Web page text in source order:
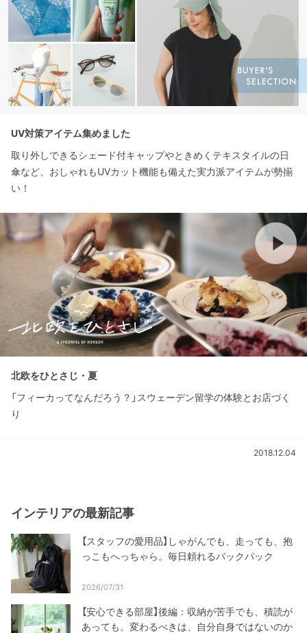
UV対策アイテム集めました
取り外しできるシェード付キャップやときめくテキスタイルの日
傘など、おしゃれもUVカット機能も備えた実力派アイテムが勢揃
い！
北欧をひとさじ・夏
「フィーカってなんだろう？」スウェーデン留学の体験とお店づく
り
2018.12.04
インテリアの最新記事
【スタッフの愛用品】しゃがんでも、走っても、抱
っこもへっちゃら。毎日頼れるバックパック
2026/07/31
【安心できる部屋】後編：収納が苦手でも、積読が
あっても。変わるべきは、自分自身ではないのか